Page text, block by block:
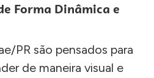
Forma Dinâmica e
PR são pensados para
de maneira visual e